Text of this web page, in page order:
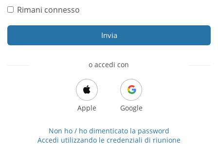
Rimani connesso
Invia
o accedi con
Apple Google
Non ho / ho dimenticato la password
Accedi utilizzando le credenziali di riunione